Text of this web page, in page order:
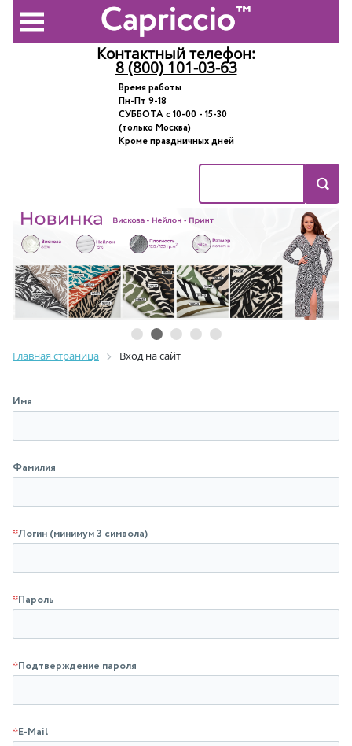
Контактный телефон:
8 (800) 101-03-63
Время работы
Пн-Пт 9-18
СУББОТА с 10-00 - 15-30
(только Москва)
Кроме праздничных дней
Главная страница Вход на сайт
Имя
Фамилия
*Логин (минимум 3 символа)
*Пароль
*Подтверждение пароля
*E-Mail